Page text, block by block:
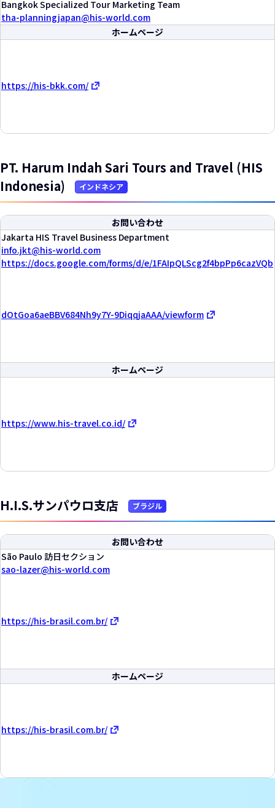
Bangkok Specialized Tour Marketing Team
tha-planningjapan
his-world.com
ホームページ
https://his-bkk.com/
PT. Harum Indah Sari Tours and Travel (HIS
Indonesia)
インドネシア
お問い合わせ
Jakarta HIS Travel Business Department
info.jkt
his-world.com
https://docs.google.com/forms/d/e/1FAIpQLScg2f4bpPp6cazVQb
dOtGoa6aeBBV684Nh9y7Y-9DiqqjaAAA/viewform
ホームページ
https://www.his-travel.co.id/
H.I.S.サンパウロ支店 ブラジル
お問い合わせ
São Paulo 訪日セクション
sao-lazer
his-world.com
https://his-brasil.com.br/
ホームページ
https://his-brasil.com.br/